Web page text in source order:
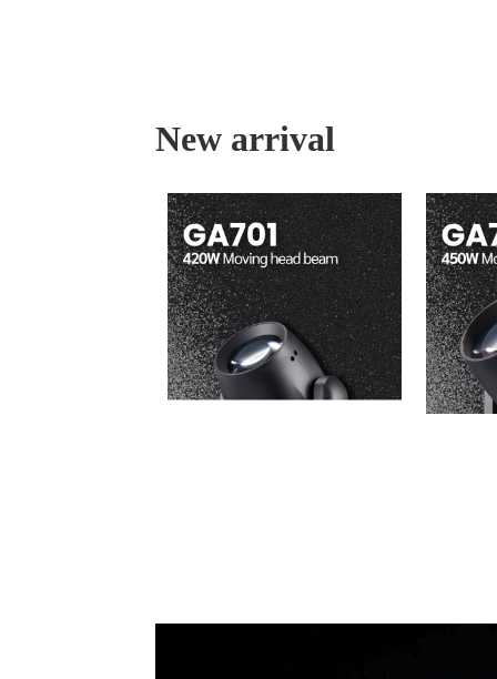
New arrival